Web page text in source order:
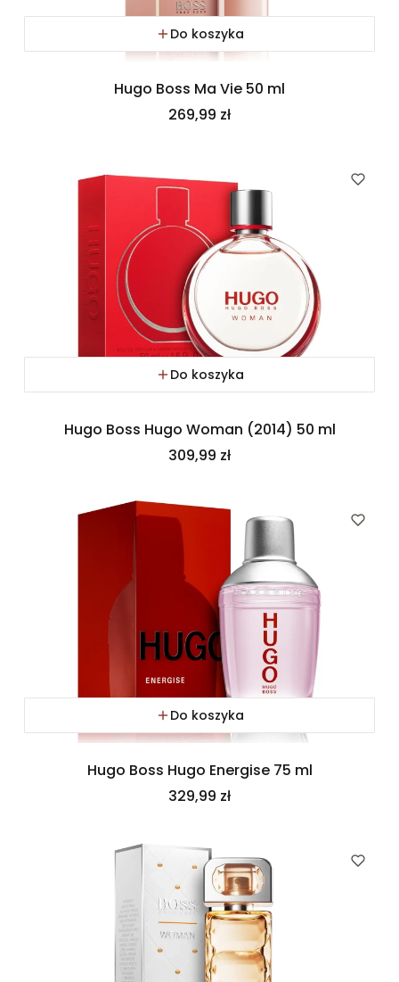
Do koszyka
Hugo Boss Ma Vie 50 ml
Cena
269,99 zł
Do koszyka
Hugo Boss Hugo Woman (2014) 50 ml
Cena
309,99 zł
Do koszyka
Hugo Boss Hugo Energise 75 ml
Cena
329,99 zł